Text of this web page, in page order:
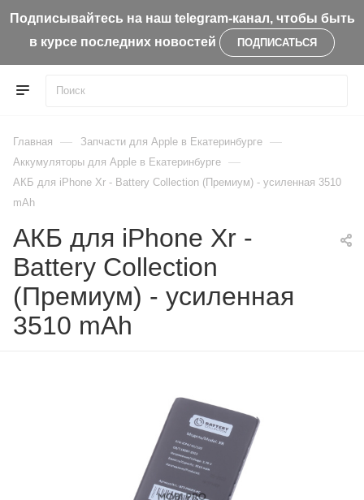
Подписывайтесь на наш telegram-канал, чтобы быть
в курсе последних новостей
ПОДПИСАТЬСЯ
Главная — Запчасти для Apple в Екатеринбурге —
Aккумуляторы для Apple в Екатеринбурге —
АКБ для iPhone Xr - Battery Collection (Премиум) - усиленная 3510
mAh
АКБ для iPhone Xr -
Battery Collection
(Премиум) - усиленная
3510 mAh